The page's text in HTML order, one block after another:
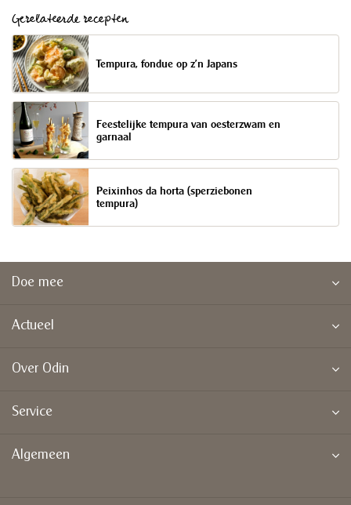
Gerelateerde recepten
Tempura, fondue op z’n Japans
Feestelijke tempura van oesterzwam en
garnaal
Peixinhos da horta (sperziebonen
tempura)
Doe mee
Actueel
Over Odin
Service
Algemeen